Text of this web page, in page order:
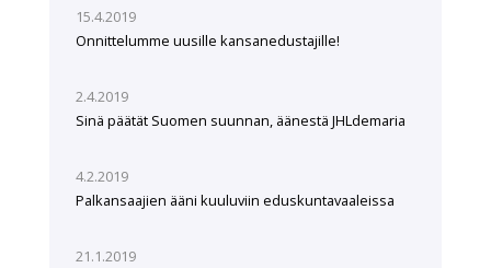
15.4.2019
Onnittelumme uusille kansanedustajille!
2.4.2019
Sinä päätät Suomen suunnan, äänestä JHLdemaria
4.2.2019
Palkansaajien ääni kuuluviin eduskuntavaaleissa
21.1.2019